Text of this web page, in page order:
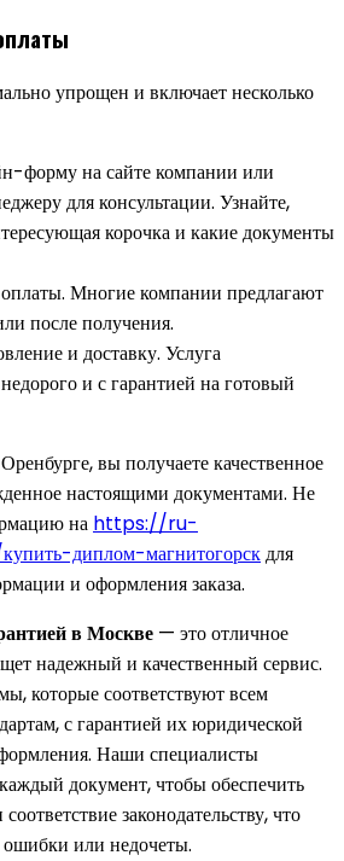
упрощен и включает несколько
форму на сайте компании или
для консультации. Узнайте,
корочка и какие документы
Многие компании предлагают
после получения.
и доставку. Услуга
и с гарантией на готовый
вы получаете качественное
настоящими документами. Не
на https://ru-
диплом-магнитогорскдля
и оформления заказа.
в Москве — это отличное
надежный и качественный сервис.
которые соответствуют всем
с гарантией их юридической
Наши специалисты
документ, чтобы обеспечить
законодательству, что
или недочеты.